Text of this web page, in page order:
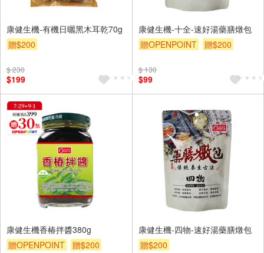
康健生機-有機日曬黑木耳乾70g
贈$200
$ 230
$199
康健生機-十全-速好湯藥膳燉包
贈OPENPOINT
贈$200
$ 130
$99
康健生機香椿拌醬380g
贈OPENPOINT
贈$200
康健生機-四物-速好湯藥膳燉包
贈$200